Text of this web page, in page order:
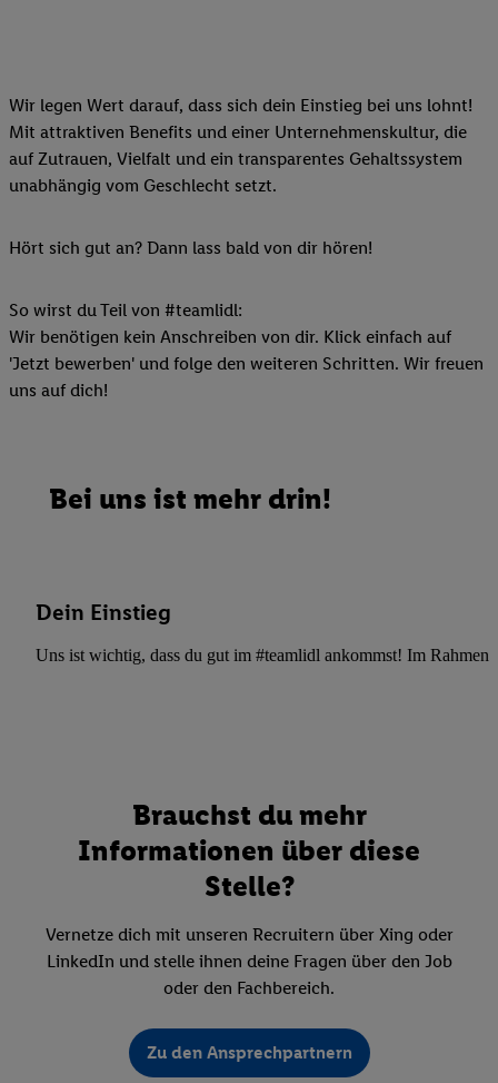
Wir legen Wert darauf, dass sich dein Einstieg bei uns lohnt!
Mit attraktiven Benefits und einer Unternehmenskultur, die
auf Zutrauen, Vielfalt und ein transparentes Gehaltssystem
unabhängig vom Geschlecht setzt.
Hört sich gut an? Dann lass bald von dir hören!
So wirst du Teil von #teamlidl:
Wir benötigen kein Anschreiben von dir. Klick einfach auf
'Jetzt bewerben' und folge den weiteren Schritten. Wir freuen
uns auf dich!
Bei uns ist mehr drin!
Dein Einstieg
Uns ist wichtig, dass du gut im #teamlidl ankommst! Im Rahmen
Brauchst du mehr
Informationen über diese
Stelle?
Vernetze dich mit unseren Recruitern über Xing oder
LinkedIn und stelle ihnen deine Fragen über den Job
oder den Fachbereich.
Zu den Ansprechpartnern